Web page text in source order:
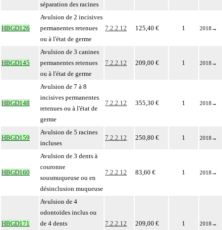
séparation des racines
HBGD126
Avulsion de 2 incisives
permanentes retenues
ou à l'état de germe
7.2.2.12 125,40 € 1 2018 →
HBGD145
Avulsion de 3 canines
permanentes retenues
ou à l'état de germe
7.2.2.12 209,00 € 1 2018 →
HBGD148
Avulsion de 7 à 8
incisives permanentes
retenues ou à l'état de
germe
7.2.2.12 355,30 € 1 2018 →
HBGD159
Avulsion de 5 racines
incluses
7.2.2.12 250,80 € 1 2018 →
HBGD160
Avulsion de 3 dents à
couronne
sousmuqueuse ou en
désinclusion muqueuse
7.2.2.12 83,60 € 1 2018 →
HBGD171
Avulsion de 4
odontoïdes inclus ou
de 4 dents
7.2.2.12 209,00 € 1 2018 →